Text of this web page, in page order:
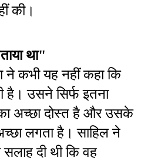
की।
था"
ने कभी यह नहीं कहा कि
है। उसने सिर्फ इतना
अच्छा दोस्त है और उसके
लगता है। साहिल ने
सलाह दी थी कि वह